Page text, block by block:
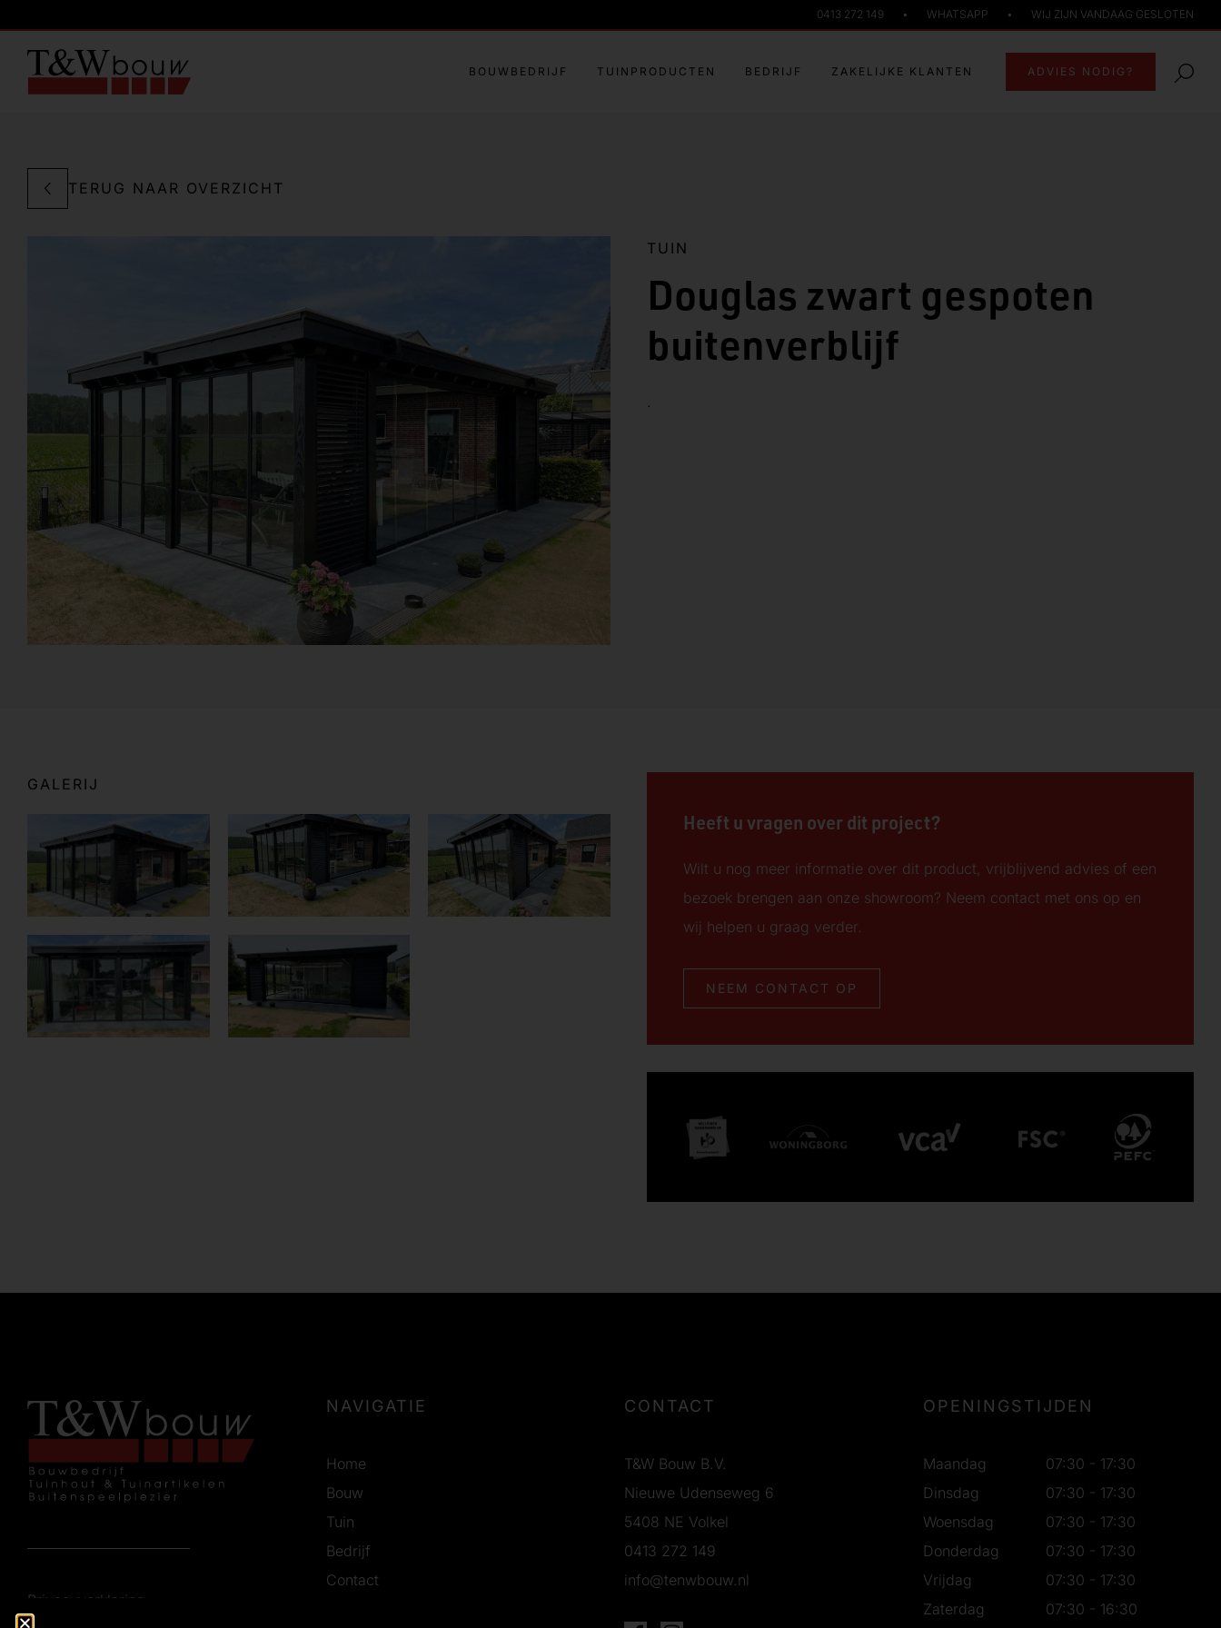
0413 272 149 • WHATSAPP • WIJ ZIJN VANDAAG GESLOTEN
BOUWBEDRIJF TUINPRODUCTEN BEDRIJF ZAKELIJKE KLANTEN ADVIES NODIG?
TERUG NAAR OVERZICHT
TUIN
Douglas zwart gespoten
buitenverblijf
.
GALERIJ
Heeft u vragen over dit project?
Wilt u nog meer informatie over dit product, vrijblijvend advies of een
bezoek brengen aan onze showroom? Neem contact met ons op en
wij helpen u graag verder.
NEEM CONTACT OP
Privacyverklaring
NAVIGATIE
Home
Bouw
Tuin
Bedrijf
Contact
CONTACT
T&W Bouw B.V.
Nieuwe Udenseweg 6
5408 NE Volkel
0413 272 149
info@tenwbouw.nl
OPENINGSTIJDEN
Maandag
07:30 - 17:30
Dinsdag
07:30 - 17:30
Woensdag
07:30 - 17:30
Donderdag
07:30 - 17:30
Vrijdag
07:30 - 17:30
Zaterdag
07:30 - 16:30